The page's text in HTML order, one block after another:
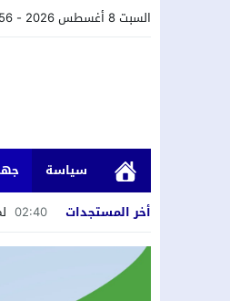
السبت 8 أغسطس 2026 - 8:56 صباحًا
سياسة
أخر المستجدات
02:40
18:34